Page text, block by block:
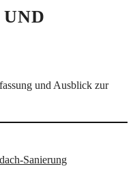
und Ausblick zur
Sanierung